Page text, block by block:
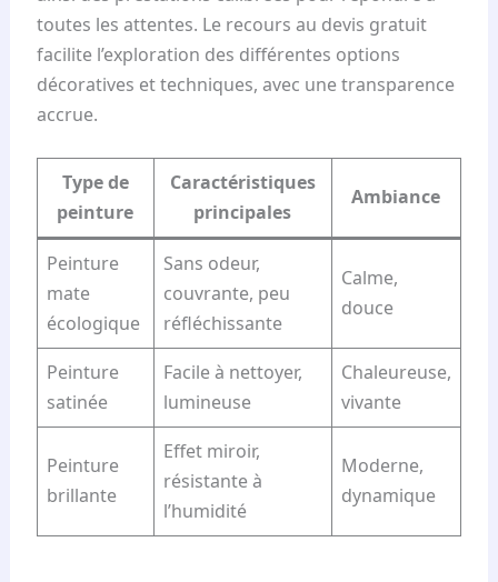
toutes les attentes. Le recours au devis gratuit
facilite l’exploration des différentes options
décoratives et techniques, avec une transparence
accrue.
Type de
peinture
Caractéristiques
principales
Ambiance
Peinture
mate
écologique
Sans odeur,
couvrante, peu
réfléchissante
Calme,
douce
Peinture
satinée
Facile à nettoyer,
lumineuse
Chaleureuse,
vivante
Peinture
brillante
Effet miroir,
résistante à
l’humidité
Moderne,
dynamique